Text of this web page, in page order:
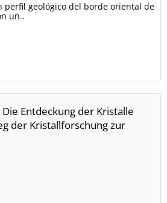
perfil geológico del borde oriental de
un..